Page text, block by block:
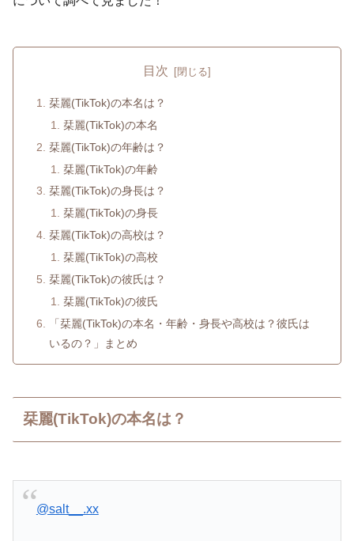
目次
栞麗(TikTok)の本名は？
栞麗(TikTok)の本名
栞麗(TikTok)の年齢は？
栞麗(TikTok)の年齢
栞麗(TikTok)の身長は？
栞麗(TikTok)の身長
栞麗(TikTok)の高校は？
栞麗(TikTok)の高校
栞麗(TikTok)の彼氏は？
栞麗(TikTok)の彼氏
「栞麗(TikTok)の本名・年齢・身長や高校は？彼氏は
いるの？」まとめ
栞麗(TikTok)の本名は？
@salt__.xx